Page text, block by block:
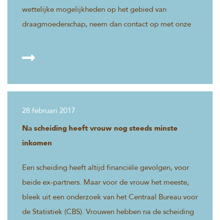
wettelijke mogelijkheden op het gebied van
draagmoederschap, neem dan contact op met onze
gebied. http://www.ad.nl/gezond/wij-het-deeg-zij-
28 februari 2017
Na scheiding heeft vrouw nog steeds minste
inkomen
Een scheiding heeft altijd financiële gevolgen, voor
beide ex-partners. Maar voor de vrouw het meeste,
bleek uit een onderzoek van het Centraal Bureau voor
de Statistiek (CBS). Vrouwen hebben na de scheiding